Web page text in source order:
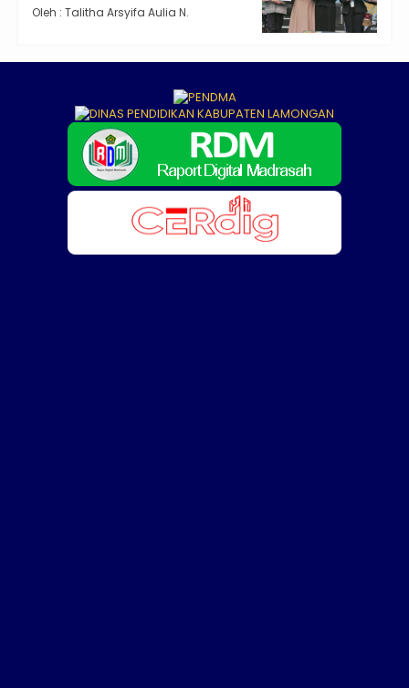
Oleh : Talitha Arsyifa Aulia N.